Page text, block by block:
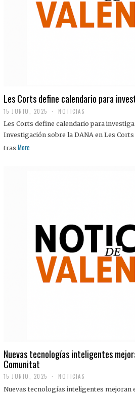
Les Corts define calendario para
15 JUNIO, 2025 NOTICIAS
Les Corts define calendario para
Investigación sobre la DANA en Les
tras More
Nuevas tecnologías inteligentes
Comunitat
15 JUNIO, 2025 NOTICIAS
Nuevas tecnologías inteligentes mejoran